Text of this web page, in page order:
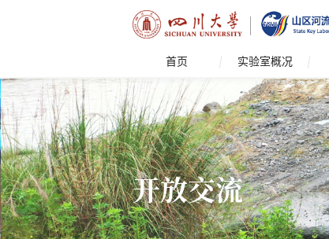
首页 实验室概况
开放交流